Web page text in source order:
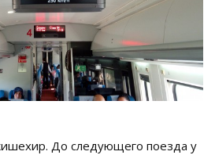
До следующего поезда у